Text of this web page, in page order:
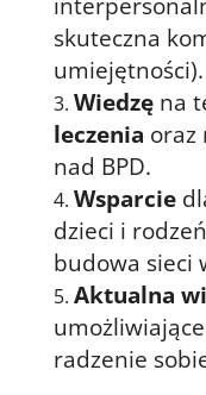
skuteczna
umiejętności).
Wiedzęna
leczenia oraz
nad BPD.
Wsparcie
dzieci i
budowa sieci
Aktualna
radzenie